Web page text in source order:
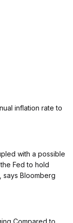
inflation rate to
with a possible
Fed to hold
says Bloomberg
Compared to